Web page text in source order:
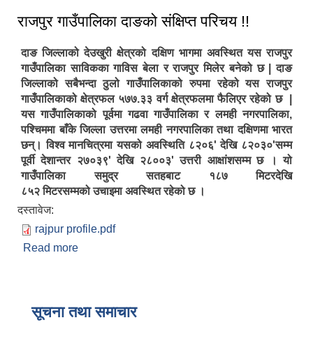
राजपुर गाउँपालिका दाङको संक्षिप्त परिचय !!
दाङ जिल्लाको देउखुरी क्षेत्रको दक्षिण भागमा अवस्थित यस राजपुर
गाउँपालिका साविकका गाविस बेला र राजपुर मिलेर बनेको छ | दाङ
जिल्लाको सबैभन्दा ठुलो गाउँपालिकाको रुपमा रहेको यस राजपुर
गाउँपालिकाको क्षेत्रफल ५७७.३३ वर्ग क्षेत्रफलमा फैलिएर रहेको छ |
यस गाउँपालिकाको पूर्वमा गढवा गाउँपालिका र लमही नगरपालिका,
पश्चिममा बाँके जिल्ला उत्तरमा लमही नगरपालिका तथा दक्षिणमा भारत
छन्। विश्व मानचित्रमा यसको अवस्थिति ८२०६' देखि ८२०३०'सम्म
पूर्वी देशान्तर २७०३९' देखि २८००३' उत्तरी आक्षांशसम्म छ । यो
गाउँपालिका समुद्र सतहबाट १८७ मिटरदेखि
८५२ मिटरसम्मको उचाइमा अवस्थित रहेको छ ।
दस्तावेज:
rajpur profile.pdf
Read more
सूचना तथा समाचार